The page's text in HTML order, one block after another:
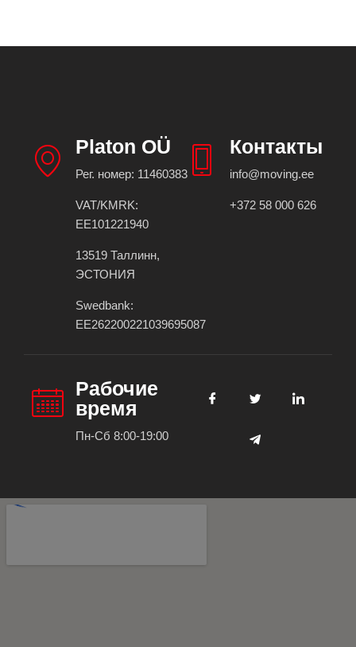
Platon OÜ
Рег. номер: 11460383
VAT/KMRK:
EE101221940
13519 Таллинн,
ЭСТОНИЯ
Swedbank:
EE262200221039695087
Контакты
info@moving.ee
+372 58 000 626
Рабочие
время
Пн-Сб 8:00-19:00